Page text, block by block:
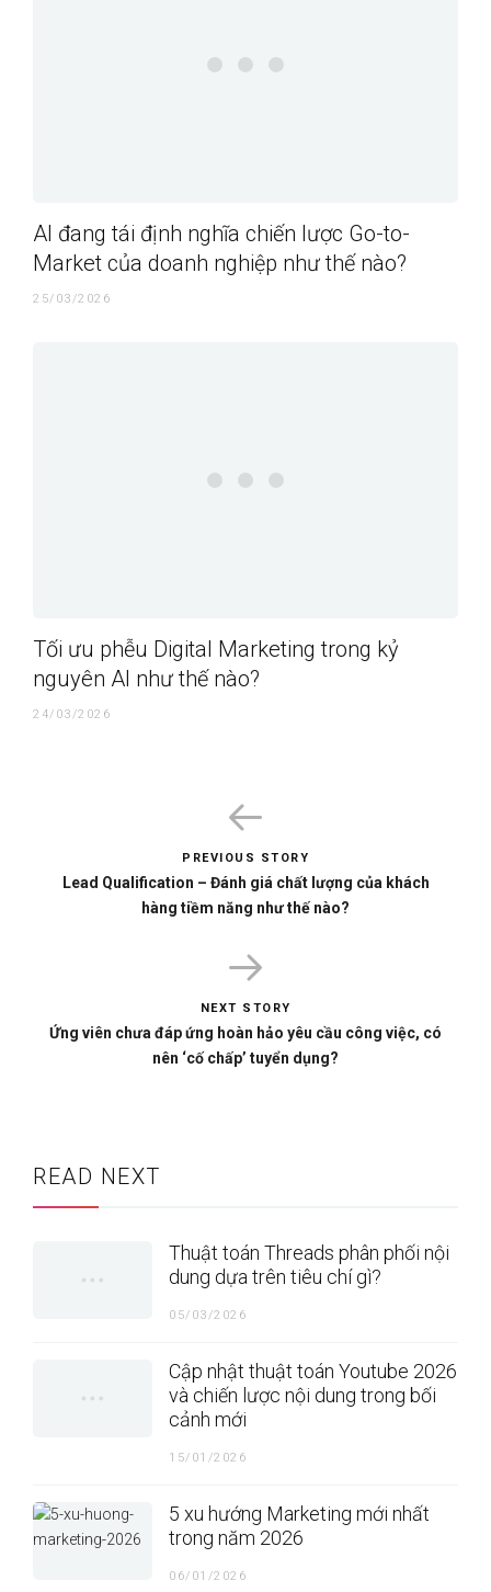
AI đang tái định nghĩa chiến lược Go-to-
Market của doanh nghiệp như thế nào?
25/03/2026
Tối ưu phễu Digital Marketing trong kỷ
nguyên AI như thế nào?
24/03/2026
PREVIOUS STORY
Lead Qualification – Đánh giá chất lượng của khách
hàng tiềm năng như thế nào?
NEXT STORY
Ứng viên chưa đáp ứng hoàn hảo yêu cầu công việc, có
nên ‘cố chấp’ tuyển dụng?
READ NEXT
Thuật toán Threads phân phối nội
dung dựa trên tiêu chí gì?
05/03/2026
Cập nhật thuật toán Youtube 2026
và chiến lược nội dung trong bối
cảnh mới
15/01/2026
5 xu hướng Marketing mới nhất
trong năm 2026
06/01/2026